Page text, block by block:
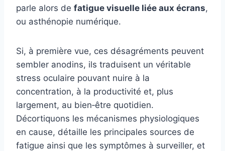
parle alors de fatigue visuelle liée aux écrans,
ou asthénopie numérique.
Si, à première vue, ces désagréments peuvent
sembler anodins, ils traduisent un véritable
stress oculaire pouvant nuire à la
concentration, à la productivité et, plus
largement, au bien‑être quotidien.
Décortiquons les mécanismes physiologiques
en cause, détaille les principales sources de
fatigue ainsi que les symptômes à surveiller, et